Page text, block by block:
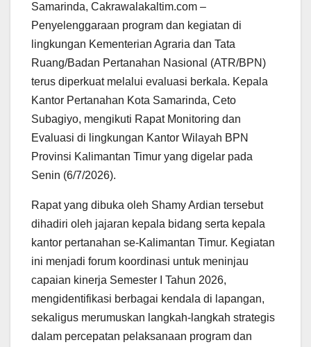
Samarinda, Cakrawalakaltim.com –
Penyelenggaraan program dan kegiatan di
lingkungan Kementerian Agraria dan Tata
Ruang/Badan Pertanahan Nasional (ATR/BPN)
terus diperkuat melalui evaluasi berkala. Kepala
Kantor Pertanahan Kota Samarinda, Ceto
Subagiyo, mengikuti Rapat Monitoring dan
Evaluasi di lingkungan Kantor Wilayah BPN
Provinsi Kalimantan Timur yang digelar pada
Senin (6/7/2026).
Rapat yang dibuka oleh Shamy Ardian tersebut
dihadiri oleh jajaran kepala bidang serta kepala
kantor pertanahan se-Kalimantan Timur. Kegiatan
ini menjadi forum koordinasi untuk meninjau
capaian kinerja Semester I Tahun 2026,
mengidentifikasi berbagai kendala di lapangan,
sekaligus merumuskan langkah-langkah strategis
dalam percepatan pelaksanaan program dan